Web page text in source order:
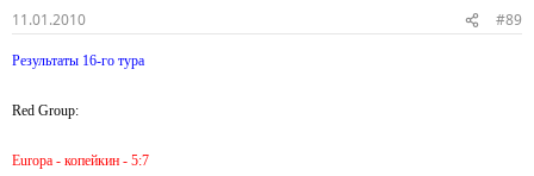
11.01.2010 #89
Результаты 16-го тура
Red Group:
Europa - копейкин - 5:7